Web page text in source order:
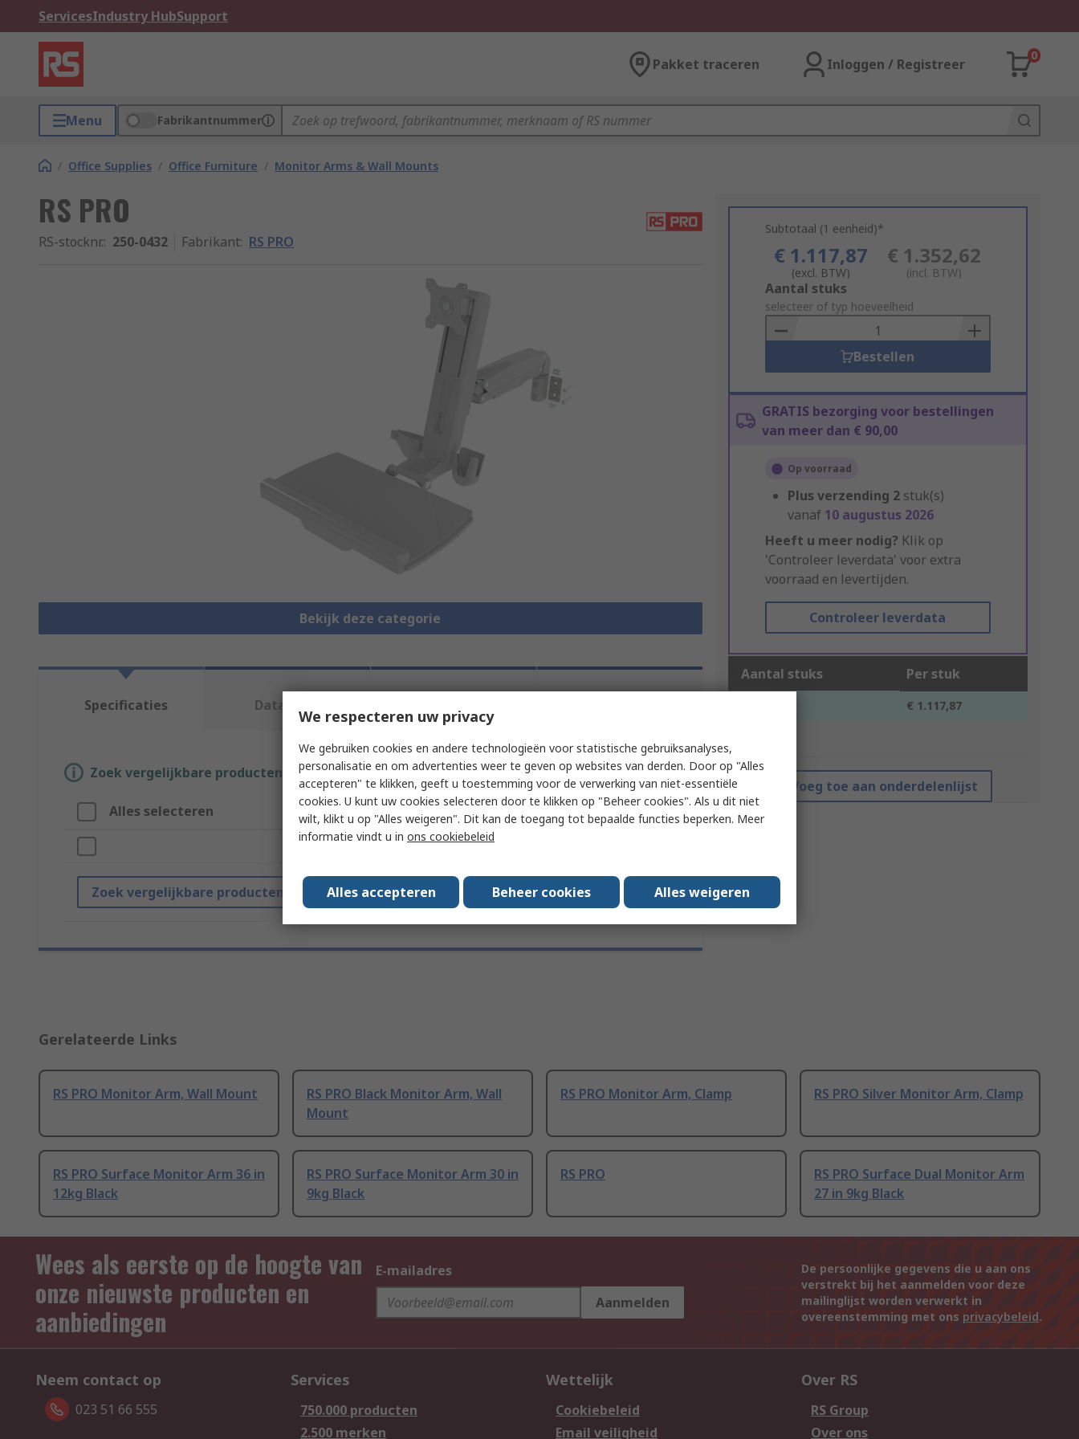
ServicesIndustry HubSupport
Pakket traceren Inloggen / Registreer
0
Menu Fabrikantnummer
/ Office Supplies / Office Furniture / Monitor Arms & Wall Mounts
RS PRO
RS-stocknr.: 250-0432 Fabrikant: RS PRO
Bekijk deze categorie
Subtotaal (1 eenheid)*
€ 1.117,87
(excl. BTW)
€ 1.352,62
(incl. BTW)
Add
to
Basket
Aantal stuks
selecteer of typ hoeveelheid
Bestellen
GRATIS bezorging voor bestellingen
van meer dan € 90,00
Op voorraad
Plus verzending 2 stuk(s)
vanaf 10 augustus 2026
Heeft u meer nodig? Klik op
'Controleer leverdata' voor extra
voorraad en levertijden.
Controleer leverdata
Aantal stuks Per stuk
€ 1.117,87
Voeg toe aan onderdelenlijst
Specificaties Datasheets
Wetgeving en
compliance
Zoek vergelijkbare producten door een of meer kenmerken te selecteren.
Alles selecteren Attribuut Waarde
Merk
Zoek vergelijkbare producten
Gerelateerde Links
RS PRO Monitor Arm, Wall Mount
RS PRO Black Monitor Arm, Wall
Mount
RS PRO Monitor Arm, Clamp RS PRO Silver Monitor Arm, Clamp
RS PRO Surface Monitor Arm 36 in
12kg Black
RS PRO Surface Monitor Arm 30 in
9kg Black
RS PRO
RS PRO Surface Dual Monitor Arm
27 in 9kg Black
Wees als eerste op de hoogte van
onze nieuwste producten en
aanbiedingen
E-mailadres
Aanmelden
De persoonlijke gegevens die u aan ons
verstrekt bij het aanmelden voor deze
mailinglijst worden verwerkt in
overeenstemming met ons privacybeleid.
Neem contact op
023 51 66 555
Services
750.000 producten
2.500 merken
Wettelijk
Cookiebeleid
Email veiligheid
Over RS
RS Group
Over ons
We respecteren uw privacy
We gebruiken cookies en andere technologieën voor statistische gebruiksanalyses,
personalisatie en om advertenties weer te geven op websites van derden. Door op "Alles
accepteren" te klikken, geeft u toestemming voor de verwerking van niet-essentiële
cookies. U kunt uw cookies selecteren door te klikken op "Beheer cookies". Als u dit niet
wilt, klikt u op "Alles weigeren". Dit kan de toegang tot bepaalde functies beperken. Meer
informatie vindt u in ons cookiebeleid
Alles accepteren Beheer cookies Alles weigeren